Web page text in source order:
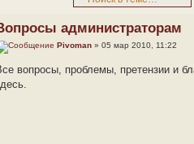
администраторам
Pivoman » 05 мар 2010, 11:22
вопросы, проблемы, претензии и